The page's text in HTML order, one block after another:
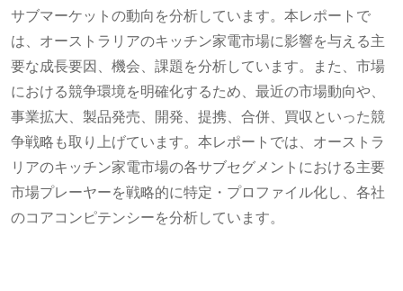
サブマーケットの動向を分析しています。本レポートで
は、オーストラリアのキッチン家電市場に影響を与える主
要な成長要因、機会、課題を分析しています。また、市場
における競争環境を明確化するため、最近の市場動向や、
事業拡大、製品発売、開発、提携、合併、買収といった競
争戦略も取り上げています。本レポートでは、オーストラ
リアのキッチン家電市場の各サブセグメントにおける主要
市場プレーヤーを戦略的に特定・プロファイル化し、各社
のコアコンピテンシーを分析しています。